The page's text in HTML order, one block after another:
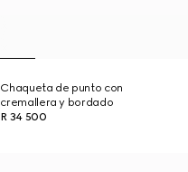
Chaqueta de punto con
cremallera y bordado
R 34 500